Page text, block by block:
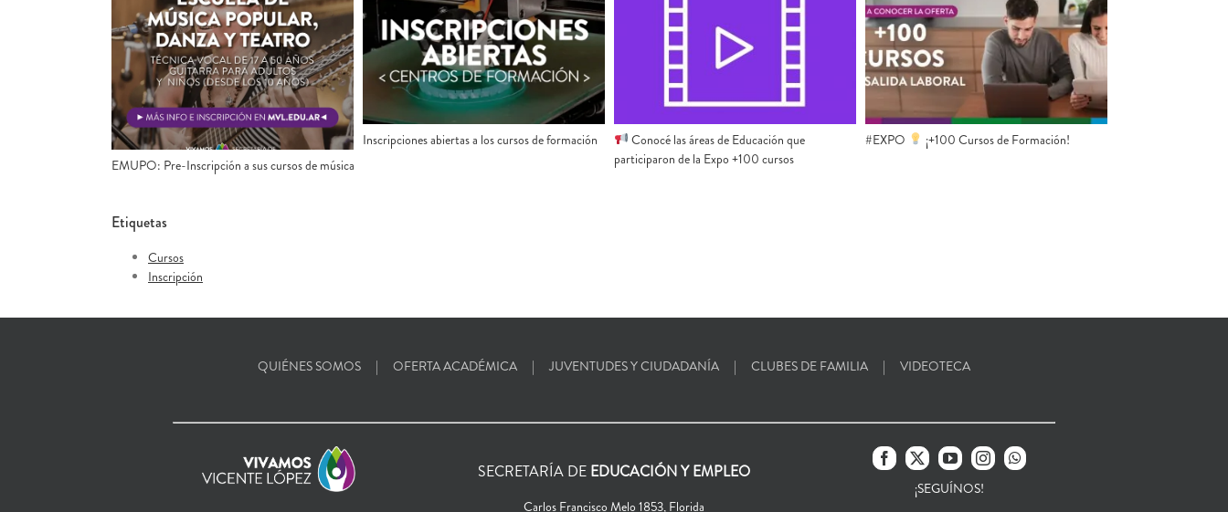
EMUPO: Pre-Inscripción a sus cursos de música
Inscripciones abiertas a los cursos de formación
Conocé las áreas de Educación que
participaron de la Expo +100 cursos
#EXPO ¡+100 Cursos de Formación!
Etiquetas
Cursos
Inscripción
QUIÉNES SOMOS OFERTA ACADÉMICA JUVENTUDES Y CIUDADANÍA CLUBES DE FAMILIA VIDEOTECA
SECRETARÍA DE EDUCACIÓN Y EMPLEO
Carlos Francisco Melo 1853, Florida
¡SEGUÍNOS!